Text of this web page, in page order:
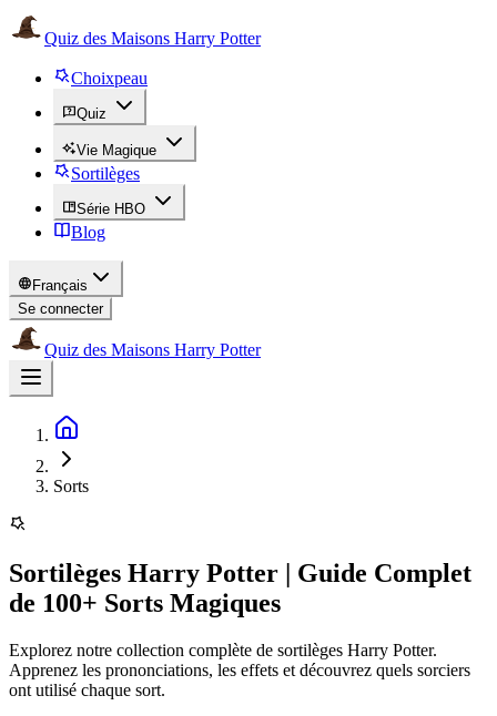
Quiz des Maisons Harry Potter
Choixpeau
Quiz
Vie Magique
Sortilèges
Série HBO
Blog
Français
Se connecter
Quiz des Maisons Harry Potter
Sorts
Sortilèges Harry Potter | Guide Complet
de 100+ Sorts Magiques
Explorez notre collection complète de sortilèges Harry Potter.
Apprenez les prononciations, les effets et découvrez quels sorciers
ont utilisé chaque sort.